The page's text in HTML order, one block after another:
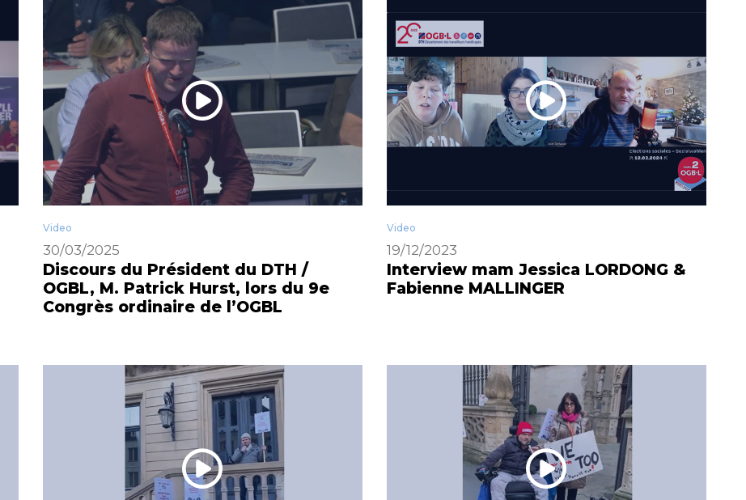
Video
30/03/2025
Discours du Président du DTH /
OGBL, M. Patrick Hurst, lors du 9e
Congrès ordinaire de l’OGBL
Video
19/12/2023
Interview mam Jessica LORDONG &
Fabienne MALLINGER